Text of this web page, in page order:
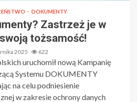
DOKUMENTY
Zastrzeż je w
tożsamość!
2025 622
uruchomił nową Kampanię
Systemu DOKUMENTY
na celu podniesienie
w zakresie ochrony danych